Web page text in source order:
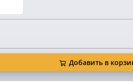
Добавить в